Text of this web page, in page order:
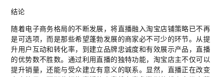
结论
随着电子商务格局的不断发展，将直播融入淘宝店铺策略已不再
是可选项，而是那些希望蓬勃发展的商家必不可少的环节。从提
升用户互动和转化率，到建立品牌忠诚度和有效展示产品，直播
的优势数不胜数。通过利用直播的独特功能，淘宝店主不仅可以
提升销量，还能与受众建立有意义的联系。显然，直播正在改变